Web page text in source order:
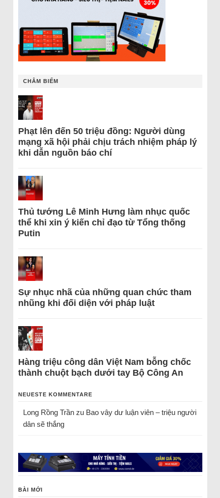
CHÂM BIẾM
Phạt lên đến 50 triệu đồng: Người dùng
mạng xã hội phải chịu trách nhiệm pháp lý
khi dẫn nguồn báo chí
Thủ tướng Lê Minh Hưng làm nhục quốc
thể khi xin ý kiến chỉ đạo từ Tổng thống
Putin
Sự nhục nhã của những quan chức tham
nhũng khi đối diện với pháp luật
Hàng triệu công dân Việt Nam bỗng chốc
thành chuột bạch dưới tay Bộ Công An
NEUESTE KOMMENTARE
Long Rồng Trầnzu Bao vây dư luận viên – triệu người
dân sẽ thắng
BÀI MỚI